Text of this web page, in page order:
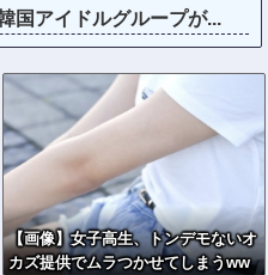
国アイドルグループが...
【画像】女子高生、トンデモないオ
カズ提供でムラつかせてしまうww